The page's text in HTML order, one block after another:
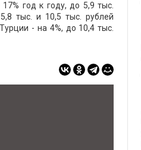
год к году, до 5,9 тыс.
тыс. и 10,5 тыс. рублей
- на 4%, до 10,4 тыс.